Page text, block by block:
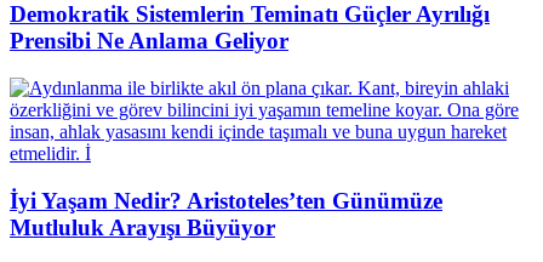
Demokratik Sistemlerin Teminatı Güçler Ayrılığı
Prensibi Ne Anlama Geliyor
İyi Yaşam Nedir? Aristoteles’ten Günümüze
Mutluluk Arayışı Büyüyor